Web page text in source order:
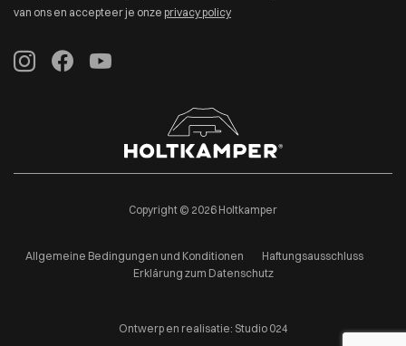
van ons en accepteer je onze privacy policy
Copyright © 2026 Holtkamper
Allgemeine Bedingungen und Konditionen
Haftungsausschluss
Erklärung zum Datenschutz
Ontwerp en realisatie: Studio 024